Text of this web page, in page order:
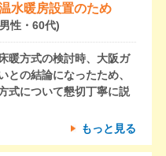
水暖房設置のため
性・60代)
暖方式の検討時、大阪ガ
との結論になったため、
式について懇切丁寧に説
もっと見る